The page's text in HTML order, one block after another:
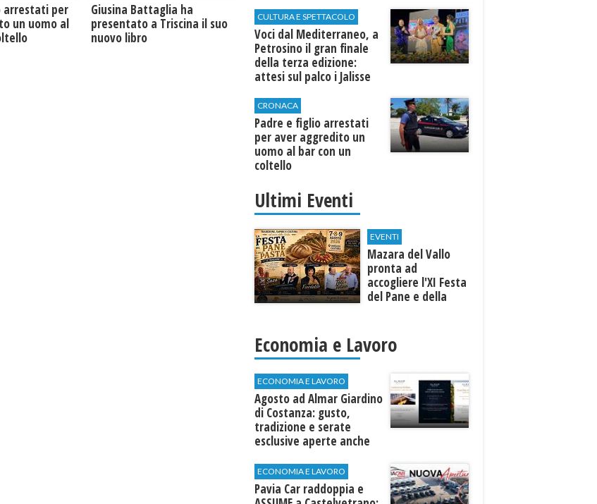
arrestati per
un uomo al
Giusina Battaglia ha
presentato a Triscina il suo
nuovo libro
CULTURA E SPETTACOLO
Voci dal Mediterraneo, a
Petrosino il gran finale
della terza edizione:
attesi sul palco i Jalisse
CRONACA
Padre e figlio arrestati
per aver aggredito un
uomo al bar con un
coltello
Ultimi Eventi
EVENTI
Mazara del Vallo
pronta ad
accogliere l'XI Festa
del Pane e della
Economia e Lavoro
ECONOMIA E LAVORO
Agosto ad Almar Giardino
di Costanza: gusto,
tradizione e serate
esclusive aperte anche
ECONOMIA E LAVORO
Pavia Car raddoppia e